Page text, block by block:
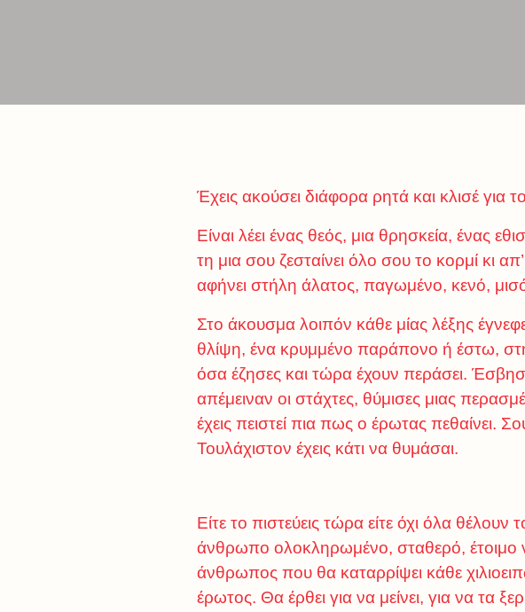
Έχεις ακούσει διάφορα ρητά και κλισέ για
Είναι λέει ένας θεός, μια θρησκεία, ένας
τη μια σου ζεσταίνει όλο σου το κορμί κι
αφήνει στήλη άλατος, παγωμένο, κενό, μισό
Στο άκουσμα λοιπόν κάθε μίας λέξης
θλίψη, ένα κρυμμένο παράπονο ή έστω,
όσα έζησες και τώρα έχουν περάσει.
απέμειναν οι στάχτες, θύμισες μιας
έχεις πειστεί πια πως ο έρωτας πεθαίνει.
Τουλάχιστον έχεις κάτι να θυμάσαι.
Είτε το πιστεύεις τώρα είτε όχι όλα
άνθρωπο ολοκληρωμένο, σταθερό, έτοιμο
άνθρωπος που θα καταρρίψει κάθε
έρωτος. Θα έρθει για να μείνει, για να τα